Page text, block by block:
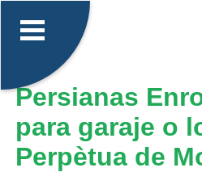
Persianas
para garaje o
Perpètua de